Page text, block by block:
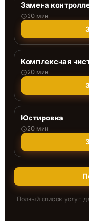
Замена
30 мин
Комплексная
20 мин
Юстировка
20 мин
Полный список услуг